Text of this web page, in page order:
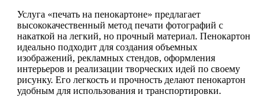
Услуга «печать на пенокартоне» предлагает
высококачественный метод печати фотографий с
накаткой на легкий, но прочный материал. Пенокартон
идеально подходит для создания объемных
изображений, рекламных стендов, оформления
интерьеров и реализации творческих идей по своему
рисунку. Его легкость и прочность делают пенокартон
удобным для использования и транспортировки.